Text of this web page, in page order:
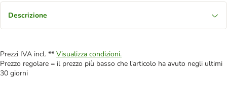
Descrizione
Prezzi IVA incl. ** Visualizza condizioni.
Prezzo regolare = il prezzo più basso che l'articolo ha avuto negli ultimi
30 giorni